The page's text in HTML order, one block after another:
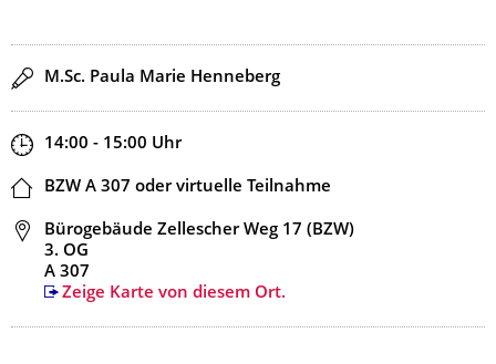
Redner
M.Sc. Paula Marie Henneberg
Zeit
14:00 - 15:00 Uhr
Ort
BZW A 307 oder virtuelle Teilnahme
Adresse
Bürogebäude Zellescher Weg 17 (BZW)
3. OG
A 307
Zeige Karte von diesem Ort.